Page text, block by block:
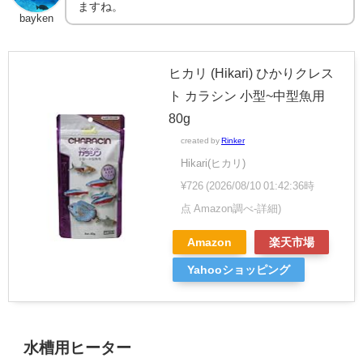
bayken
ますね。
ヒカリ (Hikari) ひかりクレス
ト カラシン 小型~中型魚用
80g
created by Rinker
Hikari(ヒカリ)
¥726 (2026/08/10 01:42:36時
点 Amazon調べ-詳細)
Amazon 楽天市場
Yahooショッピング
水槽用ヒーター